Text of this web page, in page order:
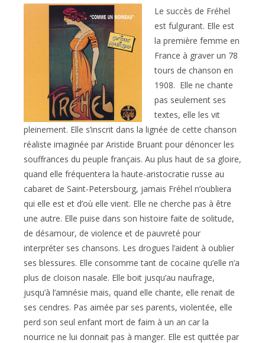
Le succès de Fréhel
est fulgurant. Elle est
la première femme en
France à graver un 78
tours de chanson en
1908. Elle ne chante
pas seulement ses
textes, elle les vit
pleinement. Elle s’inscrit dans la lignée de cette chanson
réaliste imaginée par Aristide Bruant pour dénoncer les
souffrances du peuple français. Au plus haut de sa gloire,
quand elle fréquentera la haute-aristocratie russe au
cabaret de Saint-Petersbourg, jamais Fréhel n’oubliera
qui elle est et d’où elle vient. Elle ne cherche pas à être
une autre. Elle puise dans son histoire faite de solitude,
de désamour, de violence et de pauvreté pour
interpréter ses chansons. Les drogues l’aident à oublier
ses blessures. Elle consomme tant de cocaïne qu’elle n’a
plus de cloison nasale. Elle boit jusqu’au naufrage,
jusqu’à l’amnésie mais, quand elle chante, elle renait de
ses cendres. Pas aimée par ses parents, violentée, elle
perd son seul enfant mort de faim à un an car la
nourrice ne lui donnait pas à manger. Elle est quittée par